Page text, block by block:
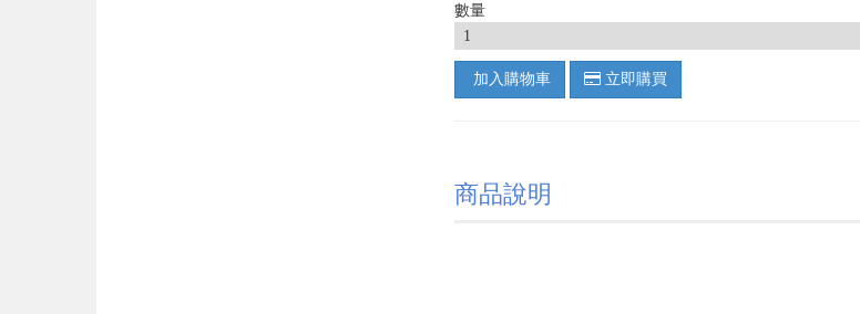
數量
加入購物車 立即購買
商品說明